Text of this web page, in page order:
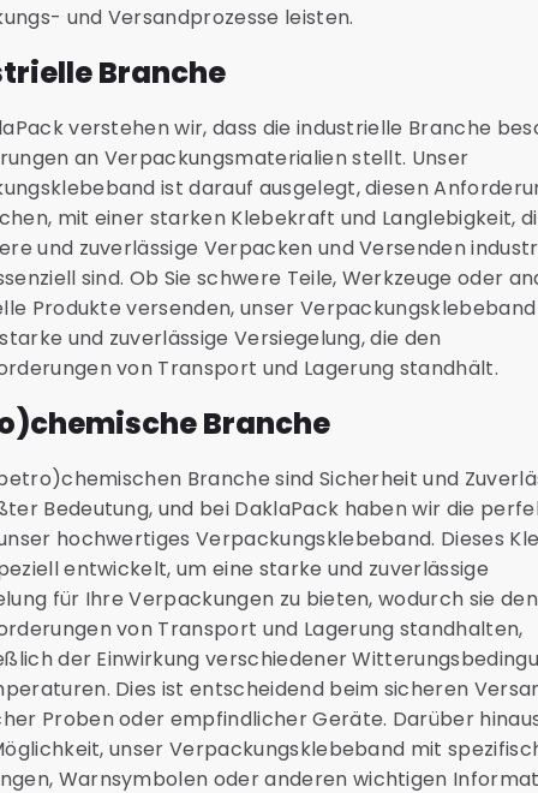
und Versandprozesse leisten.
Branche
verstehen wir, dass die industrielle Branche
an Verpackungsmaterialien stellt. Unser
ist darauf ausgelegt, diesen
mit einer starken Klebekraft und Langlebigkeit,
und zuverlässige Verpacken und Versenden
sind. Ob Sie schwere Teile, Werkzeuge oder
Produkte versenden, unser
und zuverlässige Versiegelung, die den
von Transport und Lagerung standhält.
Branche
Branche sind Sicherheit und
Bedeutung, und bei DaklaPack haben wir die
hochwertiges Verpackungsklebeband. Dieses
entwickelt, um eine starke und zuverlässige
für Ihre Verpackungen zu bieten, wodurch sie den
von Transport und Lagerung standhalten,
der Einwirkung verschiedener
Dies ist entscheidend beim sicheren
Proben oder empfindlicher Geräte. Darüber
unser Verpackungsklebeband mit
Warnsymbolen oder anderen wichtigen